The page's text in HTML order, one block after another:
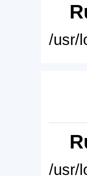
/usr/
/usr/